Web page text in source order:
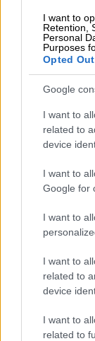
I want to
Retention,
Personal
Purposes
Opted Out
Google
I want to
related to
device
I want to
Google for
I want to
I want to
related to
device
I want to
related to
Αλίκη
Τηλεόραση |
Ερωτας
χωρίσουν
Η Ηλέκτρα
ζητήσει